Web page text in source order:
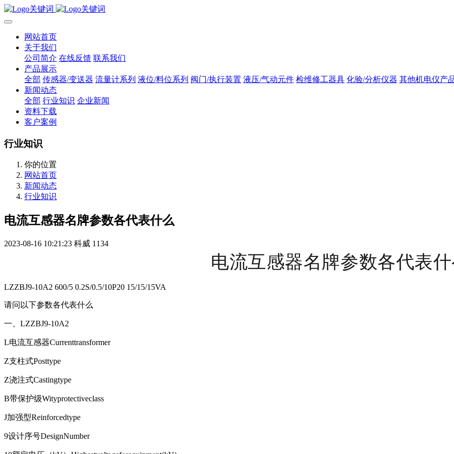
网站首页
关于我们
公司简介 在线反馈 联系我们
产品展示
全部 传感器/变送器 流量计系列 液位/料位系列 阀门/执行装置 液压/气动元件 检维修工器具 化验/分析仪器 其他机电仪产
新闻动态
全部 行业知识 企业新闻
资料下载
客户案例
行业知识
你的位置
网站首页
新闻动态
行业知识
电流互感器名牌参数各代表什么
2023-08-16 10:21:23 科威 1134
电流互感器名牌参数各代表
LZZBJ9-10A2 600/5 0.2S/0.5/10P20 15/15/15VA
请问以下参数各代表什么
一、LZZBJ9-10A2
L电流互感器Currenttransformer
Z支柱式Posttype
Z浇注式Castingtype
B带保护级Wityprotectiveclass
J加强型Reinforcedtype
9设计序号DesignNumber